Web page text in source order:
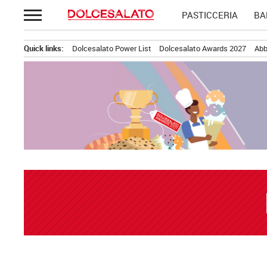
Passa
al
PASTICCERIA
Quick links: Dolcesalato Power List Dolcesalato Awards 2027